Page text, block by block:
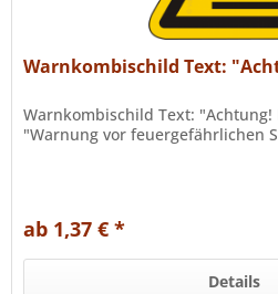
Warnkombischild Text:
Warnkombischild Text:
"Warnung vor feuergefährlichen
ab 1,37 € *
Details